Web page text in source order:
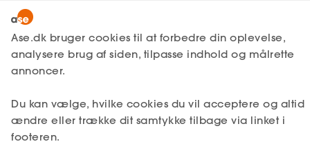
MitAse
Ase Selvstændig
Dokumenter.dk
Lønmodtager
A-kasse
Fagforening
Lønsikring
Få svar
Lønmodtager Få svar
Unge og fritidsjob
Regler for fritidsjob
Hvor meget må en
ungarbejder løfte?
Ase.dk bruger cookies til at forbedre din oplevelse,
analysere brug af siden, tilpasse indhold og målrette
annoncer.
Du kan vælge, hvilke cookies du vil acceptere og altid
ændre eller trække dit samtykke tilbage via linket i
footeren.